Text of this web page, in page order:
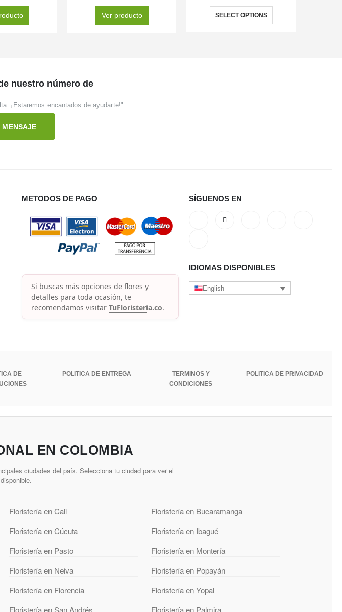
Ver producto SELECT OPTIONS
nuestro número de
¡Estaremos encantados de ayudarte!"
MENSAJE
METODOS DE PAGO
Si buscas más opciones de flores y
detalles para toda ocasión, te
recomendamos visitarTuFloristeria.co.
SÍGUENOS EN
IDIOMAS DISPONIBLES
English
DE
POLITICA DE ENTREGA
TERMINOS Y
CONDICIONES
POLITICA DE PRIVACIDAD
EN COLOMBIA
ciudades del país. Selecciona tu ciudad para ver el
Floristería en Cali
Floristería en Bucaramanga
Floristería en Cúcuta
Floristería en Ibagué
Floristería en Pasto
Floristería en Montería
Floristería en Neiva
Floristería en Popayán
Floristería en Florencia
Floristería en Yopal
Floristería en San Andrés Floristería en Palmira